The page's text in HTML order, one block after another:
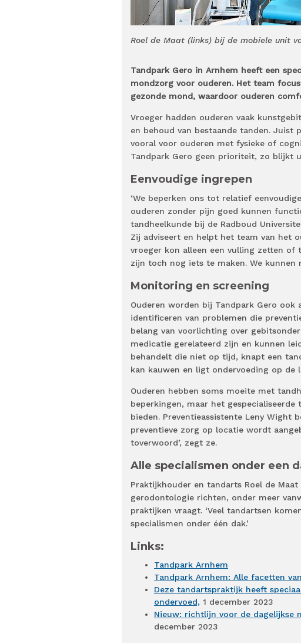
Roel de Maat (links) bij de mobiele unit
Tandpark Gero in Arnhem heeft een
mondzorg voor ouderen. Het team
gezonde mond, waardoor ouderen
Vroeger hadden ouderen vaak
en behoud van bestaande tanden.
vooral voor ouderen met fysieke of
Tandpark Gero geen prioriteit, zo blijkt
Eenvoudige ingrepen
‘We beperken ons tot relatief
ouderen zonder pijn goed kunnen
tandheelkunde bij de Radboud
Zij adviseert en helpt het team van het
vroeger kon alleen een vulling zetten of
zijn toch nog iets te maken. We kunnen
Monitoring en screening
Ouderen worden bij Tandpark Gero
identificeren van problemen die
belang van voorlichting over
medicatie gerelateerd zijn en kunnen
behandelt die niet op tijd, knapt een
kan kauwen en ligt ondervoeding op de
Ouderen hebben soms moeite met
beperkingen, maar het
bieden. Preventieassistente Leny Wight
preventieve zorg op locatie wordt
toverwoord’, zegt ze.
Alle specialismen onder een
Praktijkhouder en tandarts Roel de
gerodontologie richten, onder meer
praktijken vraagt. ‘Veel tandartsen
specialismen onder één dak.’
Links:
Tandpark Arnhem
Tandpark Arnhem: Alle facetten
Deze tandartspraktijk heeft
ondervoed, 1 december 2023
Nieuw: richtlijn voor de dagelijkse
december 2023